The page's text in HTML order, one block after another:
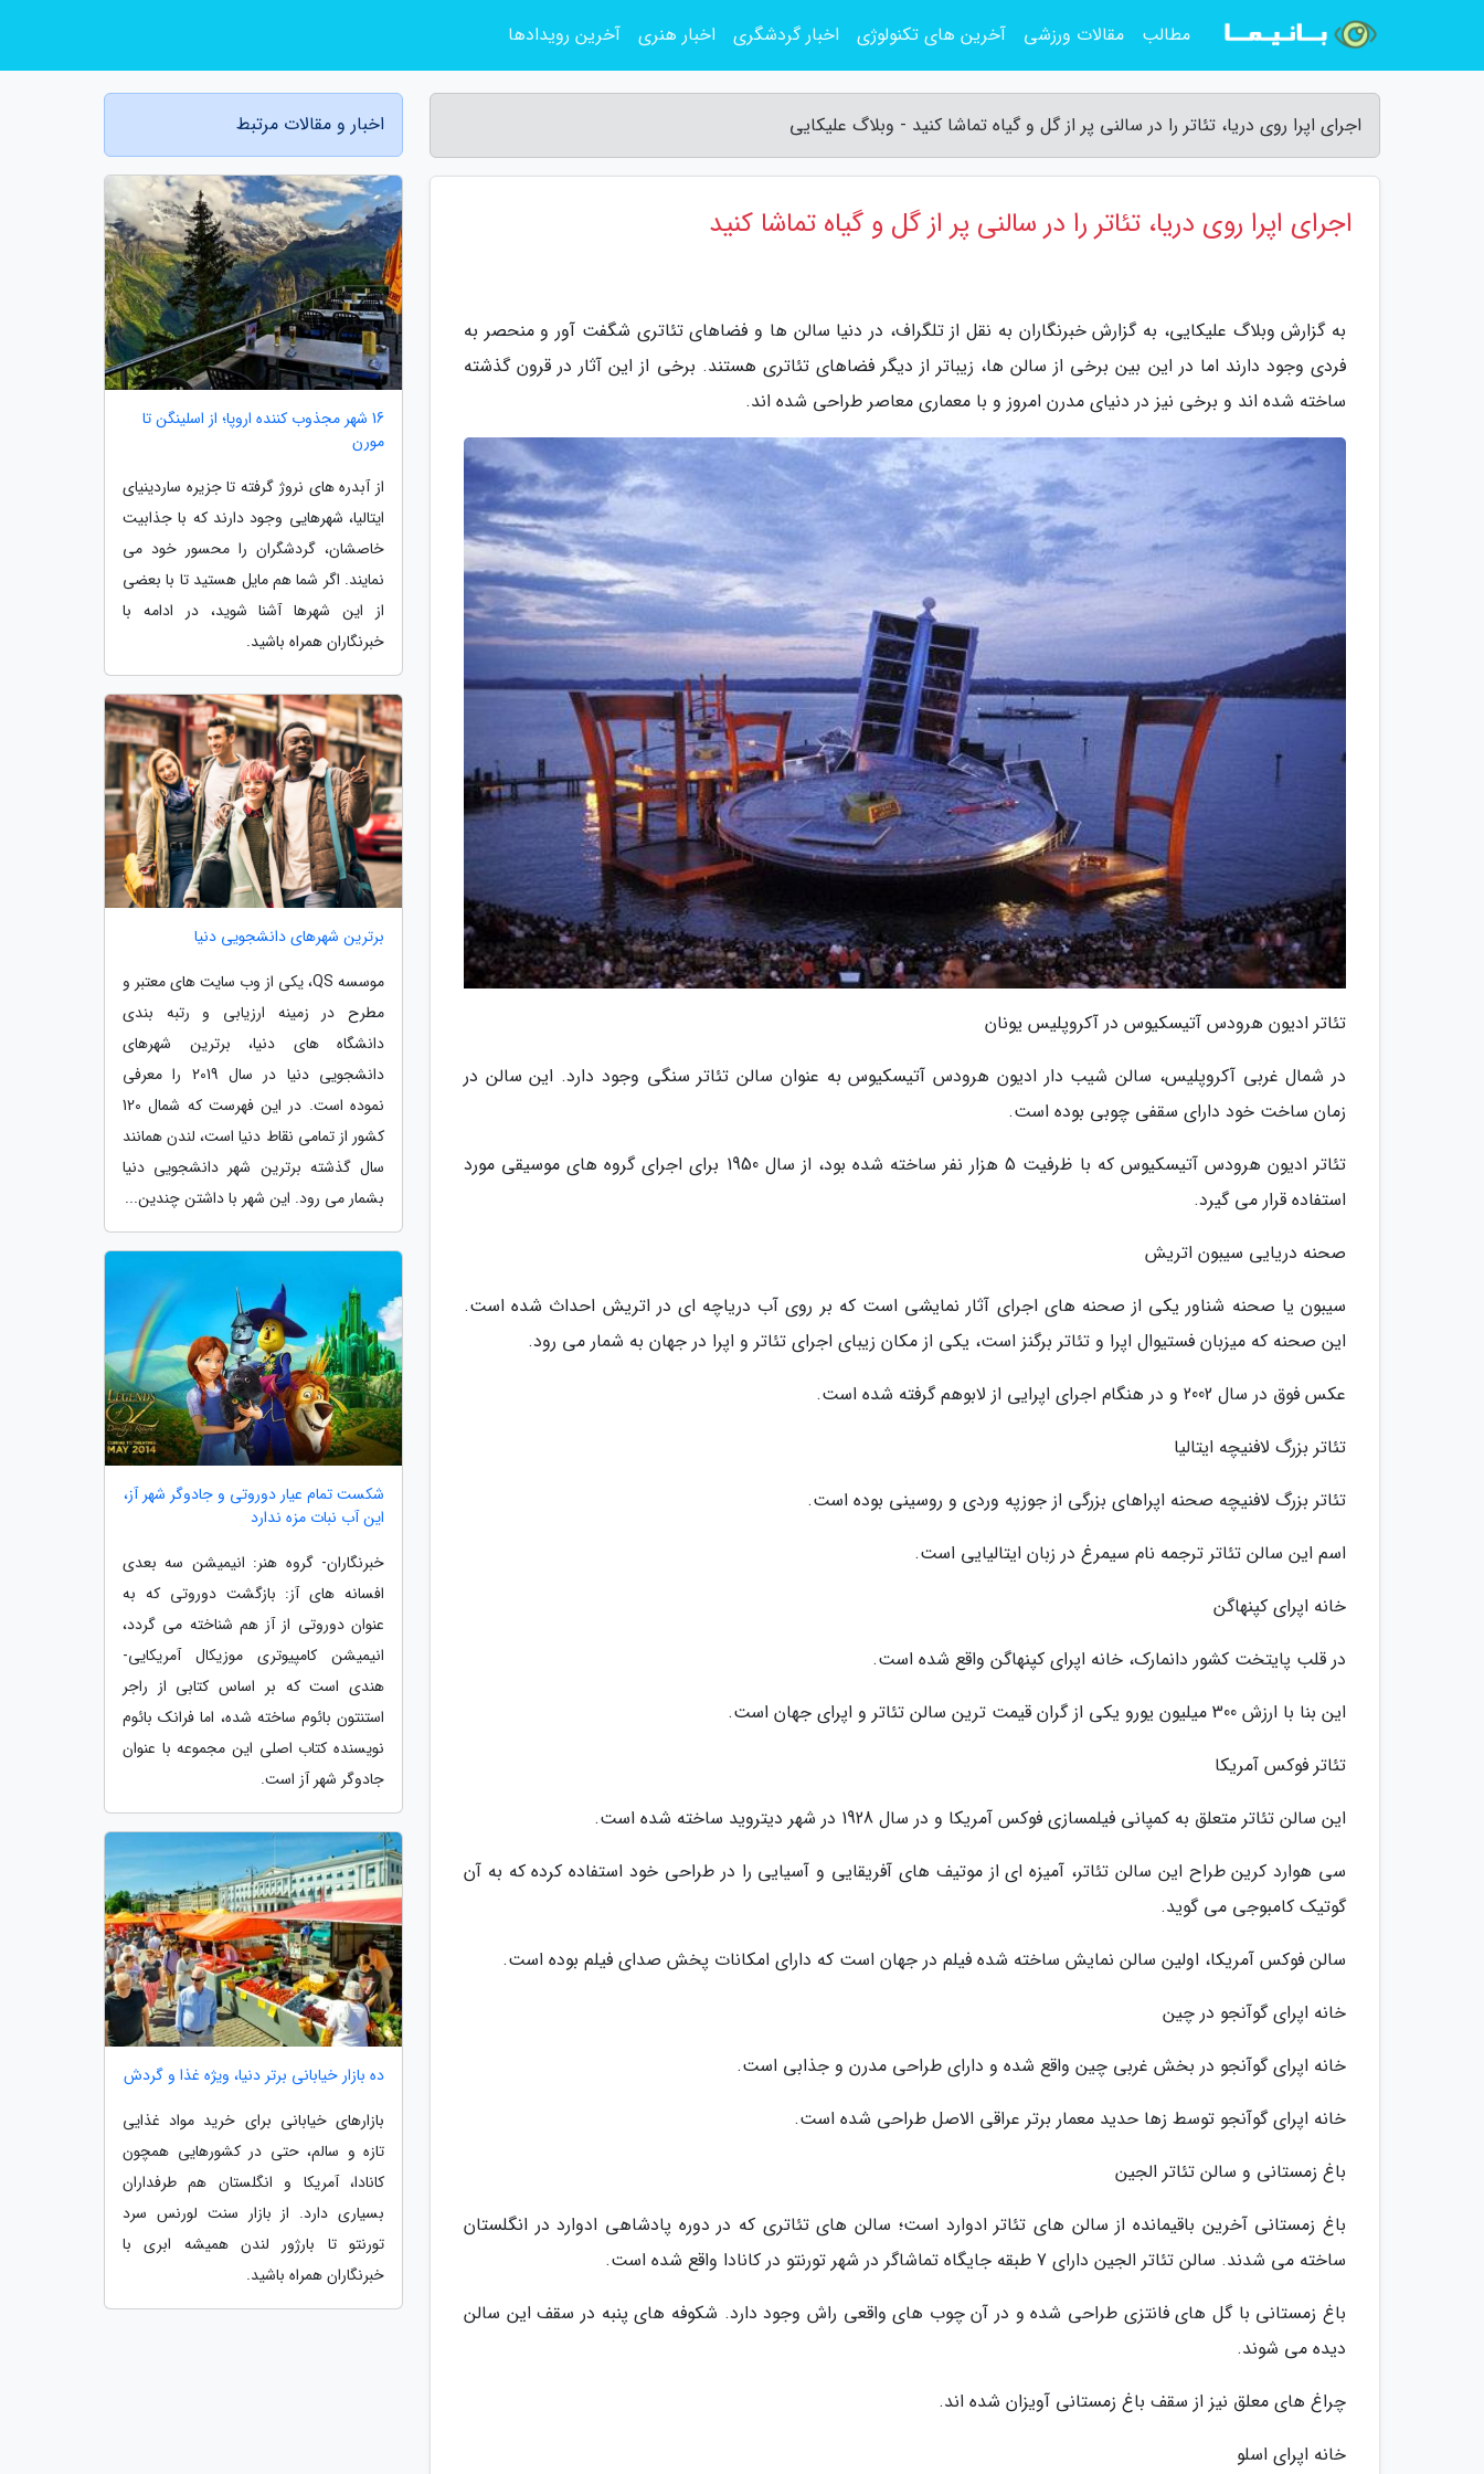
اجرای اپرا روی دریا، تئاتر را در سالنی پر از گل و گیاه تماشا کنید - وبلاگ علیکایی
اجرای اپرا روی دریا، تئاتر را در سالنی پر از گل و گیاه تماشا کنید
به گزارش وبلاگ علیکایی، به گزارش خبرنگاران به نقل از تلگراف، در دنیا سالن ها و فضاهای تئاتری شگفت آور و منحصر به
فردی وجود دارند اما در این بین برخی از سالن ها، زیباتر از دیگر فضاهای تئاتری هستند. برخی از این آثار در قرون گذشته
ساخته شده اند و برخی نیز در دنیای مدرن امروز و با معماری معاصر طراحی شده اند.
تئاتر ادیون هرودس آتیسکیوس در آکروپلیس یونان
در شمال غربی آکروپلیس، سالن شیب دار ادیون هرودس آتیسکیوس به عنوان سالن تئاتر سنگی وجود دارد. این سالن در
زمان ساخت خود دارای سقفی چوبی بوده است.
تئاتر ادیون هرودس آتیسکیوس که با ظرفیت 5 هزار نفر ساخته شده بود، از سال 1950 برای اجرای گروه های موسیقی مورد
استفاده قرار می گیرد.
صحنه دریایی سیبون اتریش
سیبون یا صحنه شناور یکی از صحنه های اجرای آثار نمایشی است که بر روی آب دریاچه ای در اتریش احداث شده است.
این صحنه که میزبان فستیوال اپرا و تئاتر برگنز است، یکی از مکان زیبای اجرای تئاتر و اپرا در جهان به شمار می رود.
عکس فوق در سال 2002 و در هنگام اجرای اپرایی از لابوهم گرفته شده است.
تئاتر بزرگ لافنیچه ایتالیا
تئاتر بزرگ لافنیچه صحنه اپراهای بزرگی از جوزپه وردی و روسینی بوده است.
اسم این سالن تئاتر ترجمه نام سیمرغ در زبان ایتالیایی است.
خانه اپرای کپنهاگن
در قلب پایتخت کشور دانمارک، خانه اپرای کپنهاگن واقع شده است.
این بنا با ارزش 300 میلیون یورو یکی از گران قیمت ترین سالن تئاتر و اپرای جهان است.
تئاتر فوکس آمریکا
این سالن تئاتر متعلق به کمپانی فیلمسازی فوکس آمریکا و در سال 1928 در شهر دیتروید ساخته شده است.
سی هوارد کرین طراح این سالن تئاتر، آمیزه ای از موتیف های آفریقایی و آسیایی را در طراحی خود استفاده کرده که به آن
گوتیک کامبوجی می گوید.
سالن فوکس آمریکا، اولین سالن نمایش ساخته شده فیلم در جهان است که دارای امکانات پخش صدای فیلم بوده است.
خانه اپرای گوآنجو در چین
خانه اپرای گوآنجو در بخش غربی چین واقع شده و دارای طراحی مدرن و جذابی است.
خانه اپرای گوآنجو توسط زها حدید معمار برتر عراقی الاصل طراحی شده است.
باغ زمستانی و سالن تئاتر الجین
باغ زمستانی آخرین باقیمانده از سالن های تئاتر ادوارد است؛ سالن های تئاتری که در دوره پادشاهی ادوارد در انگلستان
ساخته می شدند. سالن تئاتر الجین دارای 7 طبقه جایگاه تماشاگر در شهر تورنتو در کانادا واقع شده است.
باغ زمستانی با گل های فانتزی طراحی شده و در آن چوب های واقعی راش وجود دارد. شکوفه های پنبه در سقف این سالن
دیده می شوند.
چراغ های معلق نیز از سقف باغ زمستانی آویزان شده اند.
خانه اپرای اسلو
اخبار و مقالات مرتبط
16 شهر مجذوب کننده اروپا؛ از اسلینگن تا
مورن
از آبدره های نروژ گرفته تا جزیره ساردینیای
ایتالیا، شهرهایی وجود دارند که با جذابیت
خاصشان، گردشگران را محسور خود می
نمایند. اگر شما هم مایل هستید تا با بعضی
از این شهرها آشنا شوید، در ادامه با
خبرنگاران همراه باشید.
برترین شهرهای دانشجویی دنیا
موسسه QS، یکی از وب سایت های معتبر و
مطرح در زمینه ارزیابی و رتبه بندی
دانشگاه های دنیا، برترین شهرهای
دانشجویی دنیا در سال 2019 را معرفی
نموده است. در این فهرست که شمال 120
کشور از تمامی نقاط دنیا است، لندن همانند
سال گذشته برترین شهر دانشجویی دنیا
بشمار می رود. این شهر با داشتن چندین...
شکست تمام عیار دوروتی و جادوگر شهر آز،
این آب نبات مزه ندارد
خبرنگاران- گروه هنر: انیمیشن سه بعدی
افسانه های آز: بازگشت دوروتی که به
عنوان دوروتی از آز هم شناخته می گردد،
انیمیشن کامپیوتری موزیکال آمریکایی-
هندی است که بر اساس کتابی از راجر
استنتون بائوم ساخته شده، اما فرانک بائوم
نویسنده کتاب اصلی این مجموعه با عنوان
جادوگر شهر آز است.
ده بازار خیابانی برتر دنیا، ویژه غذا و گردش
بازارهای خیابانی برای خرید مواد غذایی
تازه و سالم، حتی در کشورهایی همچون
کانادا، آمریکا و انگلستان هم طرفداران
بسیاری دارد. از بازار سنت لورنس سرد
تورنتو تا بارژور لندن همیشه ابری با
خبرنگاران همراه باشید.
مطالب مقالات ورزشی آخرین های تکنولوژی اخبار گردشگری اخبار هنری آخرین رویدادها